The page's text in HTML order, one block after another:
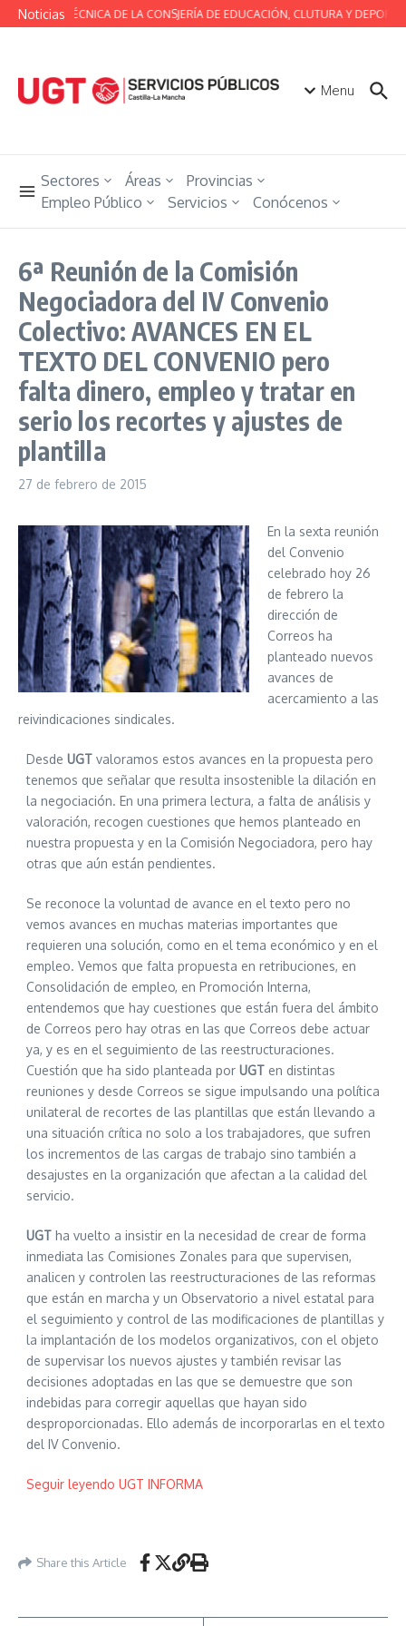
Saltar al contenido
Noticias
MESA TÉCNICA DE LA CONSJERÍA DE EDUCACIÓN, CLUTURA Y
Menu
Sectores Áreas
Provincias
Empleo Público
Servicios Conócenos
6ª Reunión de la Comisión
Negociadora del IV Convenio
Colectivo: AVANCES EN EL
TEXTO DEL CONVENIO pero
falta dinero, empleo y tratar en
serio los recortes y ajustes de
plantilla
27 de febrero de 2015
En la sexta reunión
del Convenio
celebrado hoy 26
de febrero la
dirección de
Correos ha
planteado nuevos
avances de
acercamiento a las
reivindicaciones sindicales.
DesdeUGT valoramos estos avances en la propuesta pero
tenemos que señalar que resulta insostenible la dilación en
la negociación. En una primera lectura, a falta de análisis y
valoración, recogen cuestiones que hemos planteado en
nuestra propuesta y en la Comisión Negociadora, pero hay
otras que aún están pendientes.
Se reconoce la voluntad de avance en el texto pero no
vemos avances en muchas materias importantes que
requieren una solución, como en el tema económico y en el
empleo. Vemos que falta propuesta en retribuciones, en
Consolidación de empleo, en Promoción Interna,
entendemos que hay cuestiones que están fuera del ámbito
de Correos pero hay otras en las que Correos debe actuar
ya, y es en el seguimiento de las reestructuraciones.
Cuestión que ha sido planteada porUGT en distintas
reuniones y desde Correos se sigue impulsando una política
unilateral de recortes de las plantillas que están llevando a
una situación crítica no solo a los trabajadores, que sufren
los incrementos de las cargas de trabajo sino también a
desajustes en la organización que afectan a la calidad del
servicio.
UGTha vuelto a insistir en la necesidad de crear de forma
inmediata las Comisiones Zonales para que supervisen,
analicen y controlen las reestructuraciones de las reformas
que están en marcha y un Observatorio a nivel estatal para
el seguimiento y control de las modificaciones de plantillas y
la implantación de los modelos organizativos, con el objeto
de supervisar los nuevos ajustes y también revisar las
decisiones adoptadas en las que se demuestre que son
indebidas para corregir aquellas que hayan sido
desproporcionadas. Ello además de incorporarlas en el texto
del IV Convenio.
Seguir leyendo UGT INFORMA
Share this Article